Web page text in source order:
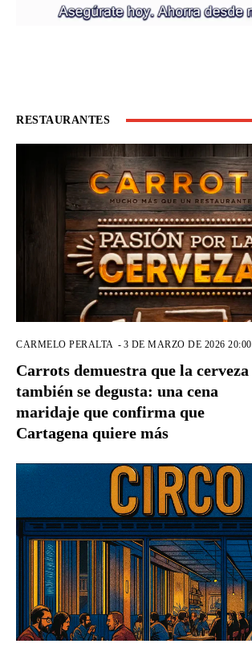
RESTAURANTES
CARMELO PERALTA - 3 DE MARZO DE 2026 20:00
Carrots demuestra que la cerveza
también se degusta: una cena
maridaje que confirma que
Cartagena quiere más